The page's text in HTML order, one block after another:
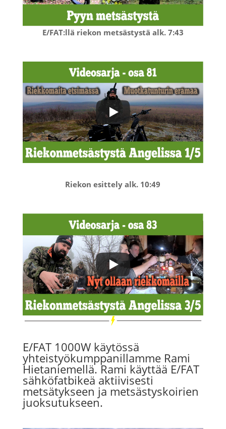
E/FAT:llä riekon metsästystä alk. 7:43
Riekon esittely alk. 10:49
E/FAT 1000W käytössä
yhteistyökumppanillamme Rami
Hietaniemellä. Rami käyttää E/FAT
sähköfatbikeä aktiivisesti
metsätykseen ja metsästyskoirien
juoksutukseen.